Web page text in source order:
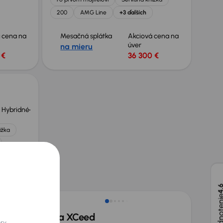
na
200
AMG Line +3 ďalších
Mesačná splátka
na mieru
Akciová cena na
úver
36 300 €
Hybridné
Kia XCeed